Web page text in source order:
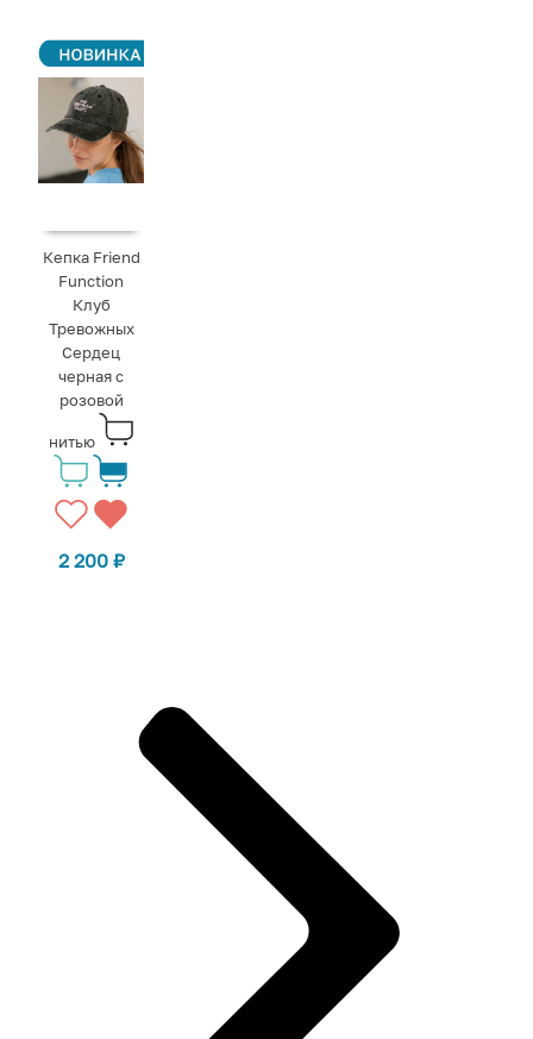
Кепка Friend
Function
Клуб
Тревожных
Сердец
черная с
розовой
нитью
2 200 ₽